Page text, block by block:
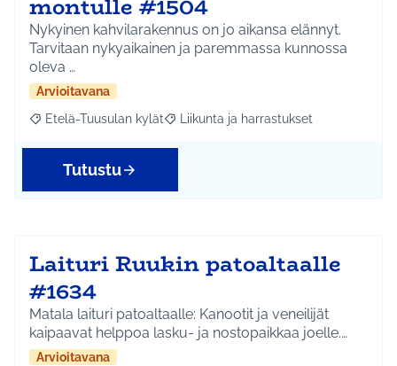
montulle #1504
Nykyinen kahvilarakennus on jo aikansa elännyt.
Tarvitaan nykyaikainen ja paremmassa kunnossa
oleva …
Arvioitavana
Rajaa tulokset aihepiirin mukaan: Etelä-Tuusulan kylät
Etelä-Tuusulan kylät Rajaa tulokset teeman mukaan:
Liikunta ja harrastukset
Tutustu
Laituri Ruukin patoaltaalle
#1634
Matala laituri patoaltaalle: Kanootit ja veneilijät
kaipaavat helppoa lasku- ja nostopaikkaa joelle.…
Arvioitavana